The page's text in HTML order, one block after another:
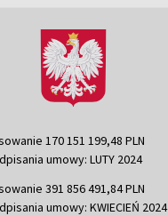
170 151 199,48 PLN
umowy: LUTY 2024
391 856 491,84 PLN
umowy: KWIECIEŃ 2024